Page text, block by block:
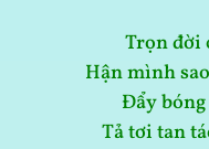
Trọn đời
Hận mình
Đẩy
Tả tơi tan